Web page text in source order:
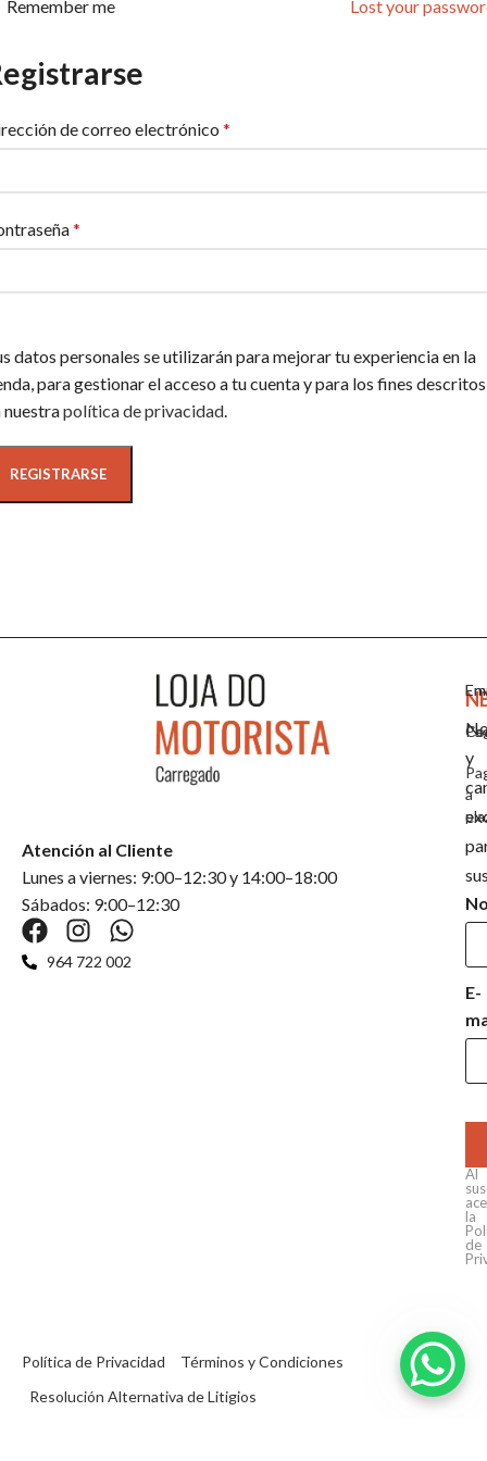
Lost your
Remember me
de correo electrónico *
*
datos personales se utilizarán para mejorar tu experiencia en la
para gestionar el acceso a tu cuenta y para los fines descritos
nuestrapolítica de privacidad.
REGISTRARSE
a
Atención al Cliente
Lunes a viernes: 9:00–12:30 y 14:00–18:00
Sábados: 9:00–12:30
964 722 002
y
E-
Al
la
de
Política de Privacidad
Términos y Condiciones
Resolución Alternativa de Litigios